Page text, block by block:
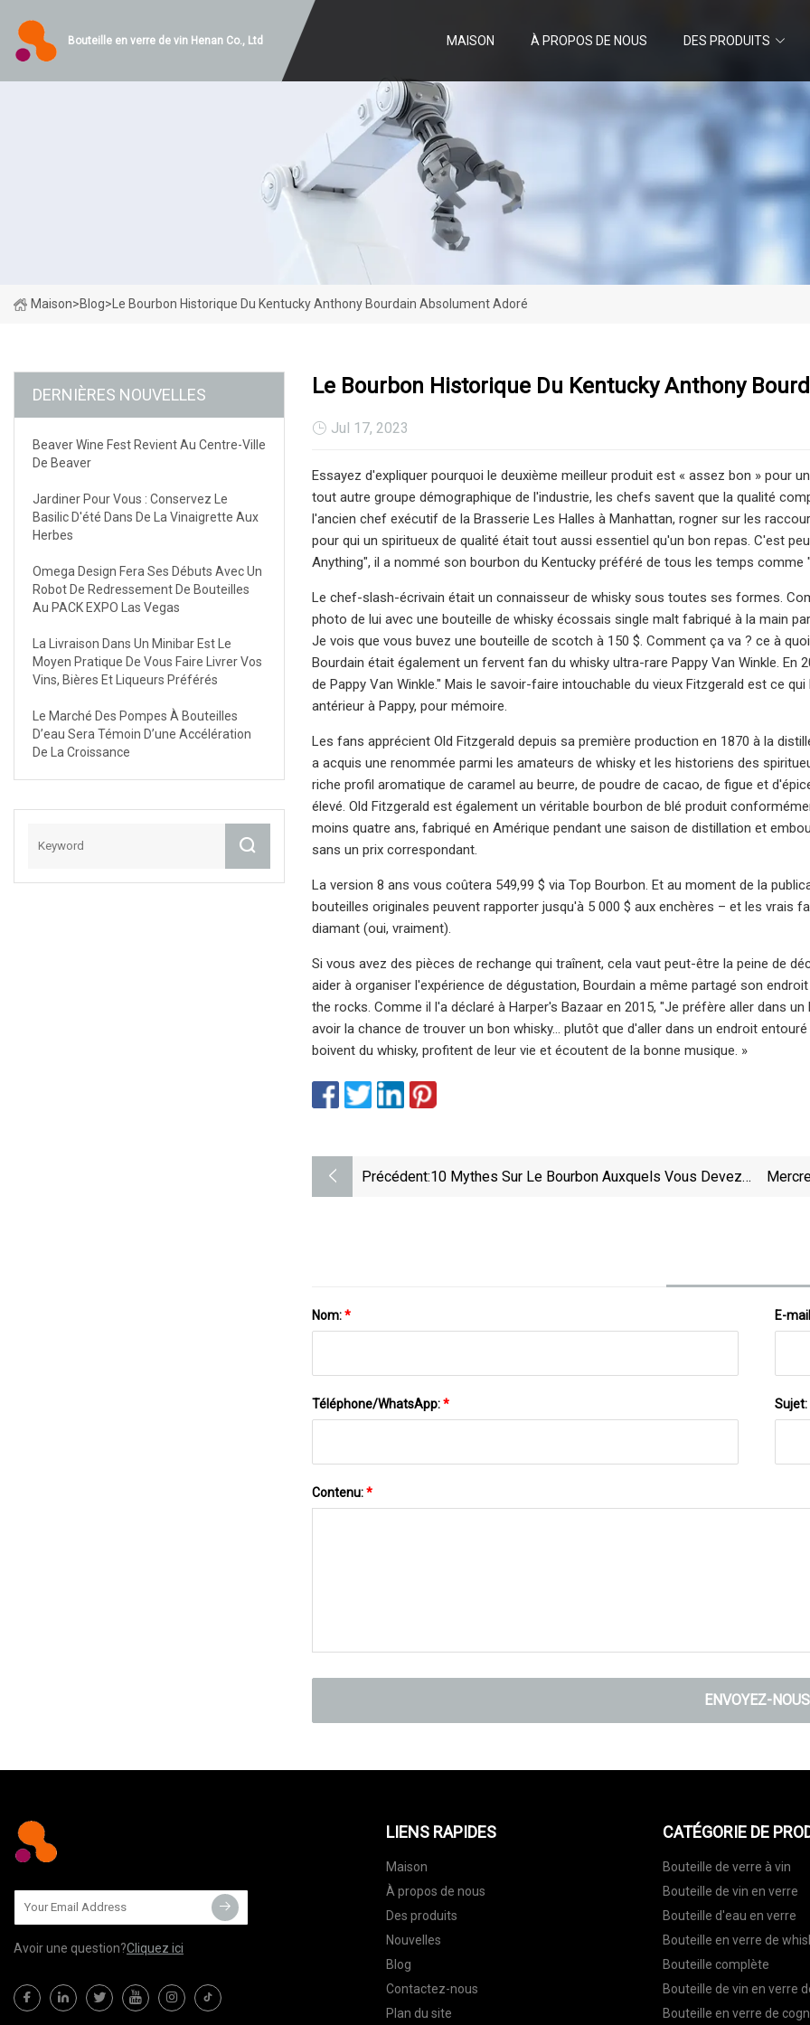
Bouteille en verre de vin Henan Co., Ltd MAISON À PROPOS DE NOUS DES PRODUITS
Maison>Blog> Le Bourbon Historique Du Kentucky Anthony Bourdain Absolument Adoré
DERNIÈRES NOUVELLES
Beaver Wine Fest Revient Au Centre-Ville
De Beaver
Jardiner Pour Vous : Conservez Le
Basilic D'été Dans De La Vinaigrette Aux
Herbes
Omega Design Fera Ses Débuts Avec Un
Robot De Redressement De Bouteilles
Au PACK EXPO Las Vegas
La Livraison Dans Un Minibar Est Le
Moyen Pratique De Vous Faire Livrer Vos
Vins, Bières Et Liqueurs Préférés
Le Marché Des Pompes À Bouteilles
D’eau Sera Témoin D’une Accélération
De La Croissance
Le Bourbon Historique Du Kentucky Anthony
Jul 17, 2023
Essayez d'expliquer pourquoi le deuxième meilleur produit est « assez bon » pour
tout autre groupe démographique de l'industrie, les chefs savent que la qualité
l'ancien chef exécutif de la Brasserie Les Halles à Manhattan, rogner sur les
pour qui un spiritueux de qualité était tout aussi essentiel qu'un bon repas. C'est
Anything", il a nommé son bourbon du Kentucky préféré de tous les temps comme
Le chef-slash-écrivain était un connaisseur de whisky sous toutes ses formes.
photo de lui avec une bouteille de whisky écossais single malt fabriqué à la main
Je vois que vous buvez une bouteille de scotch à 150 $. Comment ça va ? ce à
Bourdain était également un fervent fan du whisky ultra-rare Pappy Van Winkle.
de Pappy Van Winkle." Mais le savoir-faire intouchable du vieux Fitzgerald est ce
antérieur à Pappy, pour mémoire.
Les fans apprécient Old Fitzgerald depuis sa première production en 1870 à la
a acquis une renommée parmi les amateurs de whisky et les historiens des
riche profil aromatique de caramel au beurre, de poudre de cacao, de figue et
élevé. Old Fitzgerald est également un véritable bourbon de blé produit
moins quatre ans, fabriqué en Amérique pendant une saison de distillation et
sans un prix correspondant.
La version 8 ans vous coûtera 549,99 $ via Top Bourbon. Et au moment de la
bouteilles originales peuvent rapporter jusqu'à 5 000 $ aux enchères – et les vrais
diamant (oui, vraiment).
Si vous avez des pièces de rechange qui traînent, cela vaut peut-être la peine de
aider à organiser l'expérience de dégustation, Bourdain a même partagé son
the rocks. Comme il l'a déclaré à Harper's Bazaar en 2015, "Je préfère aller dans
avoir la chance de trouver un bon whisky... plutôt que d'aller dans un endroit
boivent du whisky, profitent de leur vie et écoutent de la bonne musique. »
Précédent:10 Mythes Sur Le Bourbon Auxquels Vous Devez
Nom:* E-
Téléphone/WhatsApp:* Sujet:
Contenu:*
ENVOYEZ-NOUS
Avoir une question?Cliquez ici
LIENS RAPIDES
Maison
À propos de nous
Des produits
Nouvelles
Blog
Contactez-nous
Plan du site
CATÉGORIE DE
Bouteille de verre à vin
Bouteille de vin en verre
Bouteille d'eau en verre
Bouteille en verre de
Bouteille complète
Bouteille de vin en verre
Bouteille en verre de